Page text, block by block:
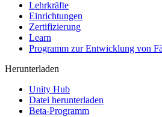
XR-Spiele
XR-Spiele plattformübergreifend starten
Multiplayer-Spiele
Vereinfachte Entwicklung von
Lehrkräfte
Einrichtungen
Zertifizierung
Learn
Programm zur Entwicklung von
Herunterladen
Unity Hub
Datei herunterladen
Beta-Programm